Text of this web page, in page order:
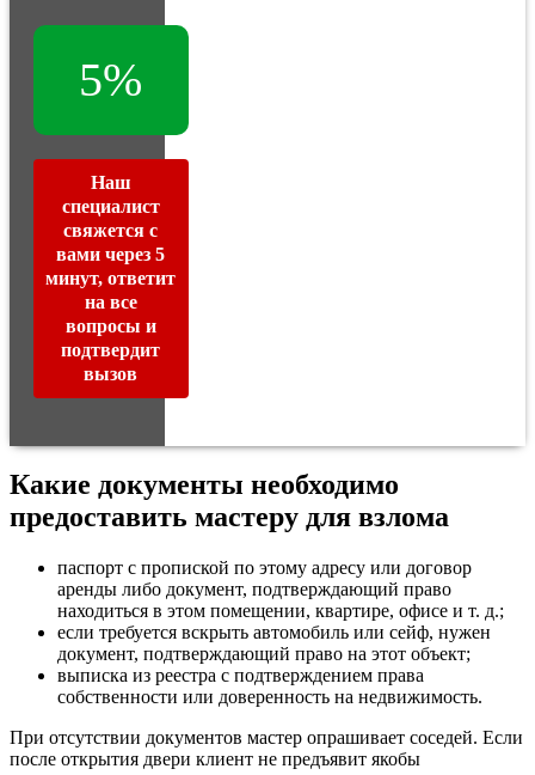
5%
Наш
специалист
свяжется с
вами через 5
минут, ответит
на все
вопросы и
подтвердит
вызов
Какие документы необходимо
предоставить мастеру для взлома
паспорт с пропиской по этому адресу или договор
аренды либо документ, подтверждающий право
находиться в этом помещении, квартире, офисе и т. д.;
если требуется вскрыть автомобиль или сейф, нужен
документ, подтверждающий право на этот объект;
выписка из реестра с подтверждением права
собственности или доверенность на недвижимость.
При отсутствии документов мастер опрашивает соседей. Если
после открытия двери клиент не предъявит якобы